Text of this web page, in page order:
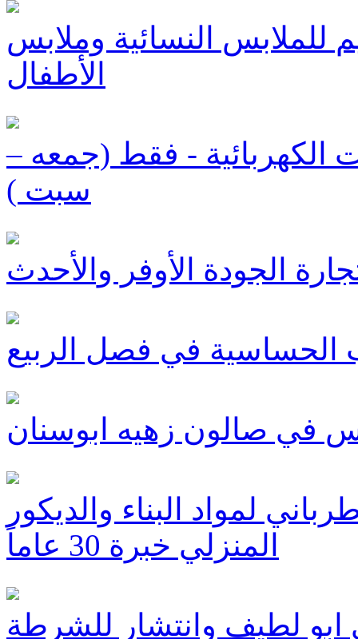
النسائية وملابس
الأطفال
الكهربائية - فقط (جمعه –
سبت )
الجودة الأوفر والأحدث
الحساسية في فصل الربيع
في صالون زهيه ابوسنان
لمواد البناء والديكور
المنزلي خبرة 30 عاماً
لطيف وانتشار للشرطة